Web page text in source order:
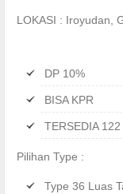
LOKASI : Iroyudan,
DP 10%
BISA KPR
TERSEDIA
Pilihan Type :
Type 36 Luas